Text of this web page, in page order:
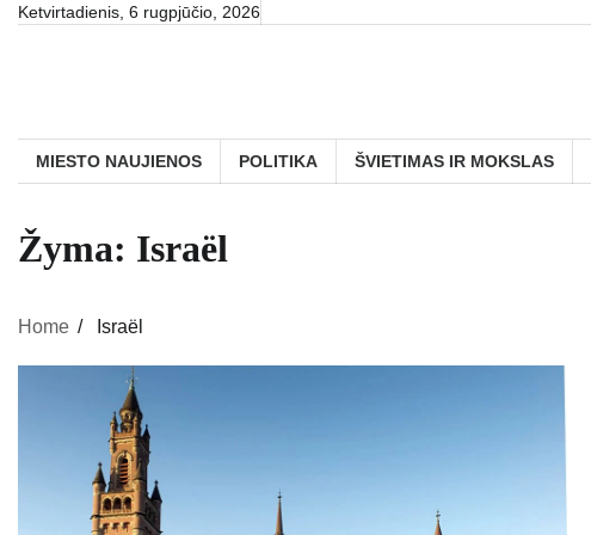
SkipKetvirtadienis, 6 rugpjūčio, 2026
MIESTO NAUJIENOS POLITIKA ŠVIETIMAS IR MOKSLAS
Žyma: Israël
Home Israël